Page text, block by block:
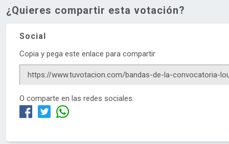
¿Quieres compartir esta votación?
Social
Copia y pega este enlace para compartir
O comparte en las redes sociales: